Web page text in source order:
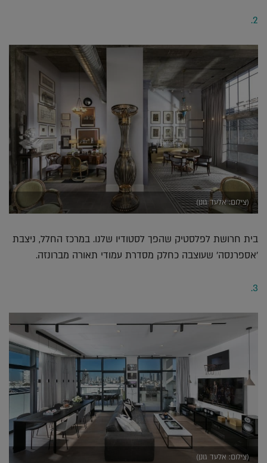
2.
(צילום: אלעד גונן)
בית חרושת לפלסטיק שהפך לסטודיו שלנו. במרכז החלל, ניצבת
'אספרנסה' שעוצבה כחלק מסדרת עמודי תאורה מברונזה.
3.
(צילום: אלעד גונן)